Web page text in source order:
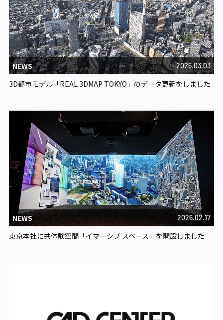
NEWS 2026.03.03
3D都市モデル「REAL 3DMAP TOKYO」のデータ更新をしました
NEWS 2026.02.17
東京本社に共体験空間「イマーシブ スペース」を開設しました